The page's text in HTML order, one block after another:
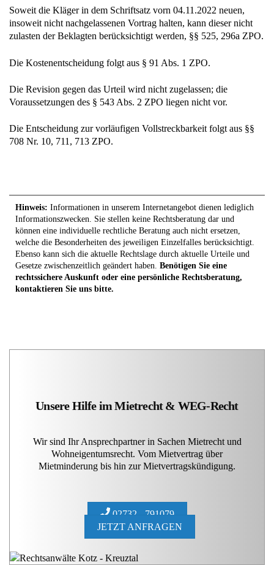
Soweit die Kläger in dem Schriftsatz vorn 04.11.2022 neuen,
insoweit nicht nachgelassenen Vortrag halten, kann dieser nicht
zulasten der Beklagten berücksichtigt werden, §§ 525, 296a ZPO.
Die Kostenentscheidung folgt aus § 91 Abs. 1 ZPO.
Die Revision gegen das Urteil wird nicht zugelassen; die
Voraussetzungen des § 543 Abs. 2 ZPO liegen nicht vor.
Die Entscheidung zur vorläufigen Vollstreckbarkeit folgt aus §§
708 Nr. 10, 711, 713 ZPO.
Hinweis: Informationen in unserem Internetangebot dienen lediglich
Informationszwecken. Sie stellen keine Rechtsberatung dar und
können eine individuelle rechtliche Beratung auch nicht ersetzen,
welche die Besonderheiten des jeweiligen Einzelfalles berücksichtigt.
Ebenso kann sich die aktuelle Rechtslage durch aktuelle Urteile und
Gesetze zwischenzeitlich geändert haben. Benötigen Sie eine
rechtssichere Auskunft oder eine persönliche Rechtsberatung,
kontaktieren Sie uns bitte.
Unsere Hilfe im Mietrecht & WEG-Recht
Wir sind Ihr Ansprechpartner in Sachen Mietrecht und
Wohneigentumsrecht. Vom Mietvertrag über
Mietminderung bis hin zur Mietvertragskündigung.
02732 - 791079
JETZT ANFRAGEN